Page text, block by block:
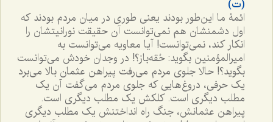
(ت)
ائمۀ ما این‌طور بودند یعنى طورى در میان مردم بودند که
اول دشمنشان هم نمى‌توانست آن حقیقت نورانیتشان را
انکار کند، نمى‌توانست! آیا معاویه مى‌توانست به
امیرالمؤمنین بگوید: حُقه‌باز؟! در وجدان خودش مى‌توانست
بگوید؟! حالا جلوى مردم مى‌رفت پیراهن عثمان بالا مى‌برد
یک حرفی، دروغ‌هایی که جلوى مردم می‌گفت آن یک
مطلب دیگری است. کلکش یک مطلب دیگری است.
پیراهن عثمانش، جنگ راه انداختنش یک مطلب دیگرى